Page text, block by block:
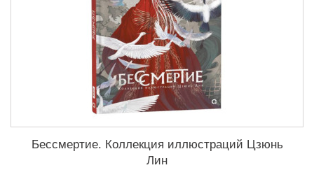
Бессмертие. Коллекция иллюстраций Цзюнь
Лин